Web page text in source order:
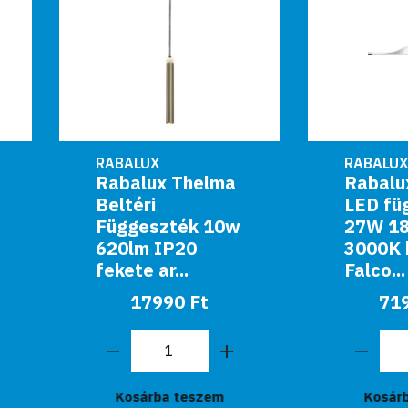
Rabalux Thelma
Függeszték 10w
620lm IP20
fekete ar...
Kosárba teszem
Rabalux Beltéri
LED függeszték
27W 1800lm
3000K króm
Kosárba teszem